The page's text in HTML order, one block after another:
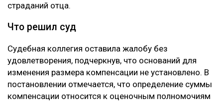
страданий отца.
Что решил суд
Судебная коллегия оставила жалобу без
удовлетворения, подчеркнув, что оснований для
изменения размера компенсации не установлено. В
постановлении отмечается, что определение суммы
компенсации относится к оценочным полномочиям